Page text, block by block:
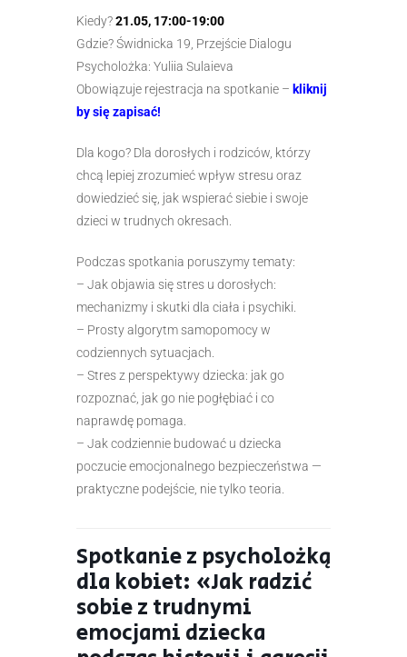
Kiedy?21.05, 17:00-19:00
Gdzie? Świdnicka 19, Przejście Dialogu
Psycholożka: Yuliia Sulaieva
Obowiązuje rejestracja na spotkanie – kliknij
by się zapisać!
Dla kogo? Dla dorosłych i rodziców, którzy
chcą lepiej zrozumieć wpływ stresu oraz
dowiedzieć się, jak wspierać siebie i swoje
dzieci w trudnych okresach.
Podczas spotkania poruszymy tematy:
– Jak objawia się stres u dorosłych:
mechanizmy i skutki dla ciała i psychiki.
– Prosty algorytm samopomocy w
codziennych sytuacjach.
– Stres z perspektywy dziecka: jak go
rozpoznać, jak go nie pogłębiać i co
naprawdę pomaga.
– Jak codziennie budować u dziecka
poczucie emocjonalnego bezpieczeństwa —
praktyczne podejście, nie tylko teoria.
Spotkanie z psycholożką
dla kobiet: «Jak radzić
sobie z trudnymi
emocjami dziecka